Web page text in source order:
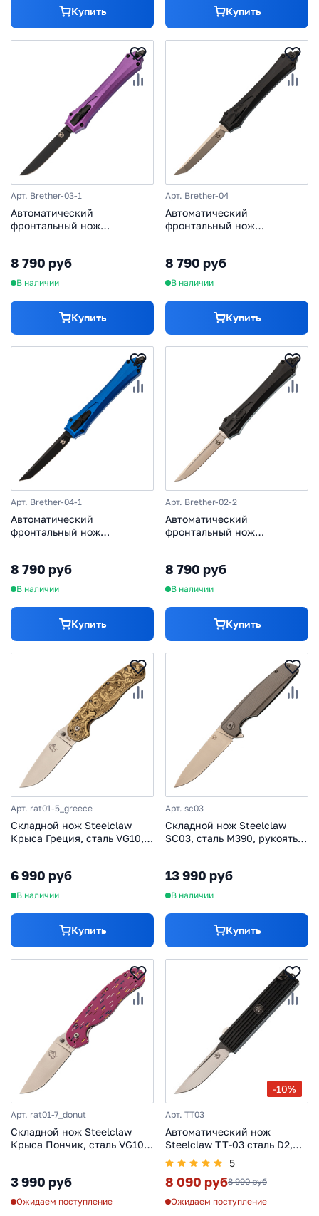
Купить Купить
Арт. Brether-03-1
Автоматический
фронтальный нож
фиолетовый
8 790 руб
В наличии
Купить
Арт. Brether-04
Автоматический
фронтальный нож
танто
8 790 руб
В наличии
Купить
Арт. Brether-04-1
Автоматический
фронтальный нож
танто
8 790 руб
В наличии
Купить
Арт. Brether-02-2
Автоматический
фронтальный нож
8 790 руб
В наличии
Купить
Арт. rat01-5_greece
Складной нож Steelclaw
Крыса Греция, сталь VG10,
6 990 руб
В наличии
Купить
Арт. sc03
Складной нож Steelclaw
SC03, сталь M390, рукоять
13 990 руб
В наличии
Купить
Арт. rat01-7_donut
Складной нож Steelclaw
Крыса Пончик, сталь VG10,
3 990 руб
Ожидаем поступление
-10%
Арт. TT03
Автоматический нож
Steelclaw TT-03 сталь D2,
рукоять G10/алюминий
5
8 090 руб8 990 руб
Ожидаем поступление